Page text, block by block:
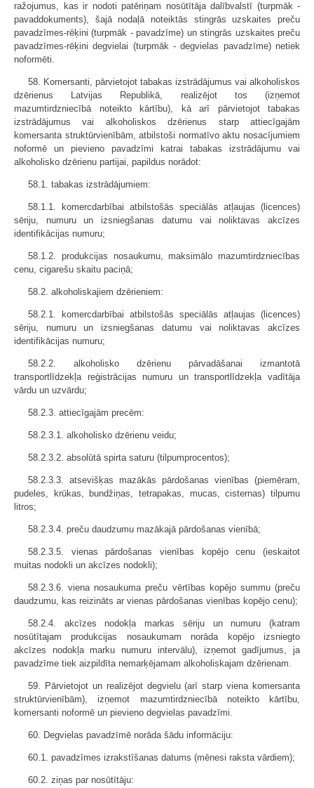
ražojumus, kas ir nodoti patēriņam nosūtītāja dalībvalstī (turpmāk -
pavaddokuments), šajā nodaļā noteiktās stingrās uzskaites preču
pavadzīmes-rēķini (turpmāk - pavadzīme) un stingrās uzskaites preču
pavadzīmes-rēķini degvielai (turpmāk - degvielas pavadzīme) netiek
noformēti.
58. Komersanti, pārvietojot tabakas izstrādājumus vai alkoholiskos
dzērienus Latvijas Republikā, realizējot tos (izņemot
mazumtirdzniecībā noteikto kārtību), kā arī pārvietojot tabakas
izstrādājumus vai alkoholiskos dzērienus starp attiecīgajām
komersanta struktūrvienībām, atbilstoši normatīvo aktu nosacījumiem
noformē un pievieno pavadzīmi katrai tabakas izstrādājumu vai
alkoholisko dzērienu partijai, papildus norādot:
58.1. tabakas izstrādājumiem:
58.1.1. komercdarbībai atbilstošās speciālās atļaujas (licences)
sēriju, numuru un izsniegšanas datumu vai noliktavas akcīzes
identifikācijas numuru;
58.1.2. produkcijas nosaukumu, maksimālo mazumtirdzniecības
cenu, cigarešu skaitu paciņā;
58.2. alkoholiskajiem dzērieniem:
58.2.1. komercdarbībai atbilstošās speciālās atļaujas (licences)
sēriju, numuru un izsniegšanas datumu vai noliktavas akcīzes
identifikācijas numuru;
58.2.2. alkoholisko dzērienu pārvadāšanai izmantotā
transportlīdzekļa reģistrācijas numuru un transportlīdzekļa vadītāja
vārdu un uzvārdu;
58.2.3. attiecīgajām precēm:
58.2.3.1. alkoholisko dzērienu veidu;
58.2.3.2. absolūtā spirta saturu (tilpumprocentos);
58.2.3.3. atsevišķas mazākās pārdošanas vienības (piemēram,
pudeles, krūkas, bundžiņas, tetrapakas, mucas, cisternas) tilpumu
litros;
58.2.3.4. preču daudzumu mazākajā pārdošanas vienībā;
58.2.3.5. vienas pārdošanas vienības kopējo cenu (ieskaitot
muitas nodokli un akcīzes nodokli);
58.2.3.6. viena nosaukuma preču vērtības kopējo summu (preču
daudzumu, kas reizināts ar vienas pārdošanas vienības kopējo cenu);
58.2.4. akcīzes nodokļa markas sēriju un numuru (katram
nosūtītajam produkcijas nosaukumam norāda kopējo izsniegto
akcīzes nodokļa marku numuru intervālu), izņemot gadījumus, ja
pavadzīme tiek aizpildīta nemarķējamam alkoholiskajam dzērienam.
59. Pārvietojot un realizējot degvielu (arī starp viena komersanta
struktūrvienībām), izņemot mazumtirdzniecībā noteikto kārtību,
komersanti noformē un pievieno degvielas pavadzīmi.
60. Degvielas pavadzīmē norāda šādu informāciju:
60.1. pavadzīmes izrakstīšanas datums (mēnesi raksta vārdiem);
60.2. ziņas par nosūtītāju: